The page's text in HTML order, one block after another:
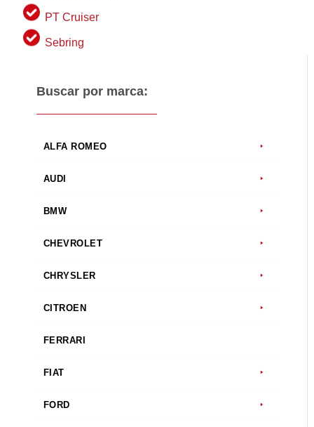
Buscar por marca:
ALFA ROMEO
AUDI
BMW
CHEVROLET
CHRYSLER
CITROEN
FERRARI
FIAT
FORD
PT Cruiser
Sebring